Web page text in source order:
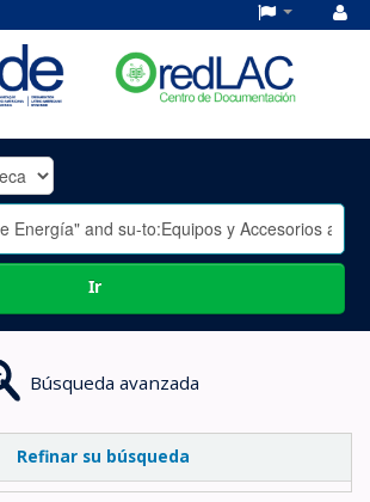
Ir
Búsqueda avanzada
Refinar su búsqueda